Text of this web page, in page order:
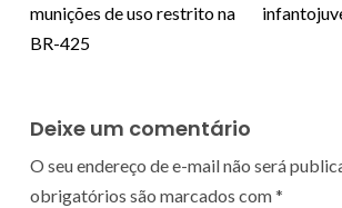
munições de uso restrito na
BR-425
Deixe um comentário
O seu endereço de e-mail não será
obrigatórios são marcados com*